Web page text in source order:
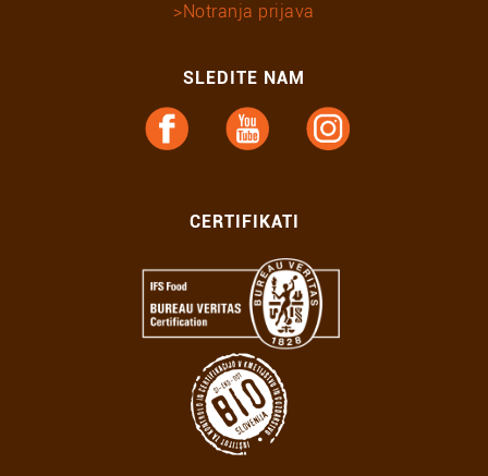
Notranja prijava
SLEDITE NAM
CERTIFIKATI